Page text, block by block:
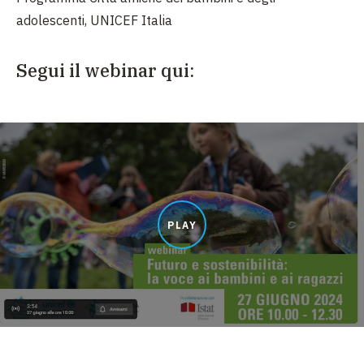
adolescenti, UNICEF Italia
Segui il webinar qui:
PLAY